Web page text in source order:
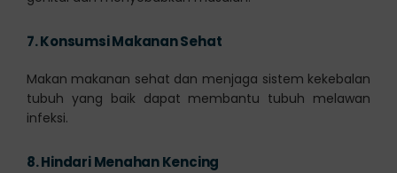
7.Konsumsi Makanan Sehat
Makan makanan sehat dan menjaga sistem kekebalan
tubuh yang baik dapat membantu tubuh melawan
infeksi.
8.Hindari Menahan Kencing